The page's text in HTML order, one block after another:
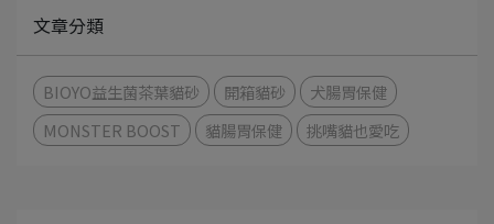
文章分類
BIOYO益生菌茶葉貓砂 開箱貓砂
犬腸胃保健
MONSTER BOOST
貓腸胃保健 挑嘴貓也愛吃